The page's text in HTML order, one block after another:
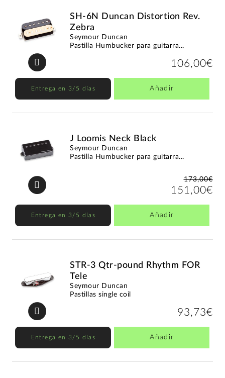
SH-6N Duncan Distortion Rev.
Zebra
Seymour Duncan
Pastilla Humbucker para guitarra...
106,00€
Entrega en 3/5 días Añadir
J Loomis Neck Black
Seymour Duncan
Pastilla Humbucker para guitarra...
173,00€
151,00€
Entrega en 3/5 días Añadir
STR-3 Qtr-pound Rhythm FOR
Tele
Seymour Duncan
Pastillas single coil
93,73€
Entrega en 3/5 días Añadir